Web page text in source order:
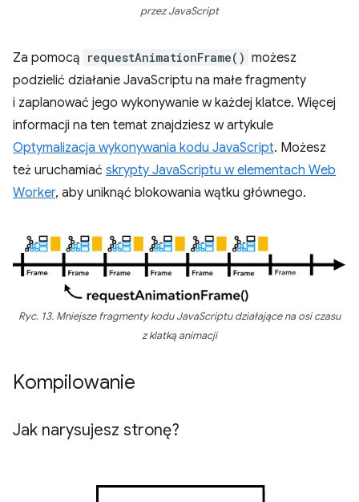
przez JavaScript
Za pomocą requestAnimationFrame() możesz
podzielić działanie JavaScriptu na małe fragmenty
i zaplanować jego wykonywanie w każdej klatce. Więcej
informacji na ten temat znajdziesz w artykule
Optymalizacja wykonywania kodu JavaScript. Możesz
też uruchamiać skrypty JavaScriptu w elementach Web
Worker, aby uniknąć blokowania wątku głównego.
Ryc. 13. Mniejsze fragmenty kodu JavaScriptu działające na osi czasu
z klatką animacji
Kompilowanie
Jak narysujesz stronę?